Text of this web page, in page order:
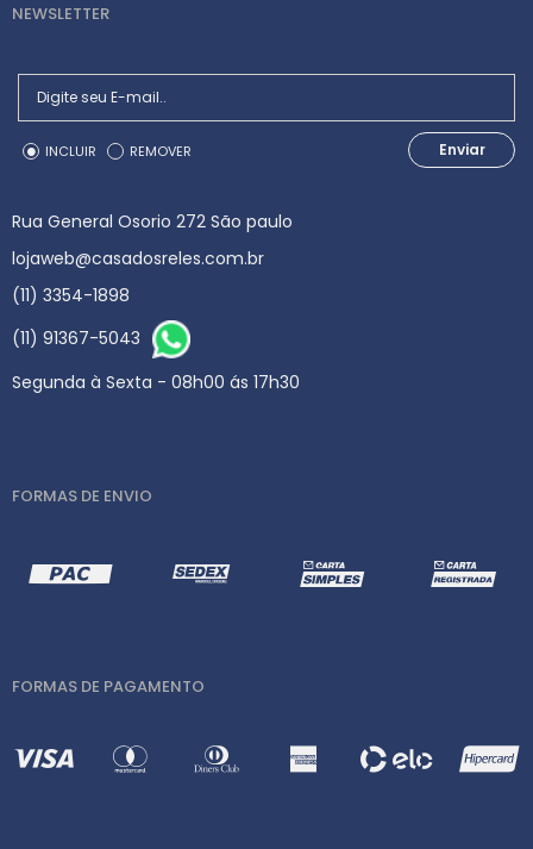
NEWSLETTER
INCLUIR REMOVER Enviar
Rua General Osorio 272 São paulo
lojaweb@casadosreles.com.br
(11) 3354-1898
(11) 91367-5043
Segunda à Sexta - 08h00 ás 17h30
FORMAS DE ENVIO
FORMAS DE PAGAMENTO